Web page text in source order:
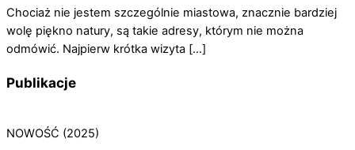
Chociaż nie jestem szczególnie miastowa, znacznie bardziej
wolę piękno natury, są takie adresy, którym nie można
odmówić. Najpierw krótka wizyta […]
Publikacje
NOWOŚĆ (2025)